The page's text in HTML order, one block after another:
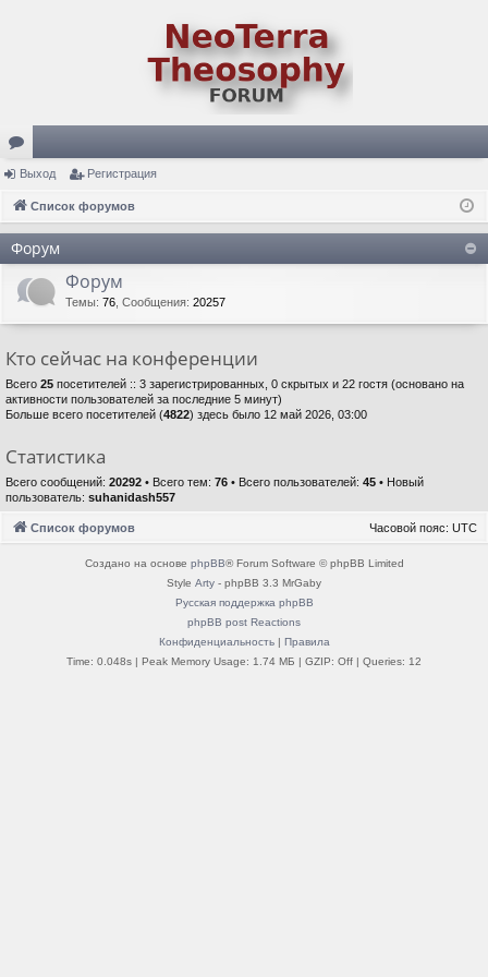
ор
ум
ы
Выход Регистрация
Список форумов
Форум
Форум
Темы: 76 Сообщения: 20257
Кто сейчас на конференции
Всего 25 посетителей :: 3 зарегистрированных, 0 скрытых и 22 гостя (основано на
активности пользователей за последние 5 минут)
Больше всего посетителей (4822) здесь было 12 май 2026, 03:00
Статистика
Всего сообщений: 20292 • Всего тем: 76 • Всего пользователей: 45 • Новый
пользователь: suhanidash557
Список форумов Часовой пояс: UTC
Создано на основе phpBB® Forum Software © phpBB Limited
Style Arty - phpBB 3.3 MrGaby
Русская поддержка phpBB
phpBB post Reactions
Конфиденциальность| Правила
Time: 0.048s | Peak Memory Usage: 1.74 МБ | GZIP: Off | Queries: 12